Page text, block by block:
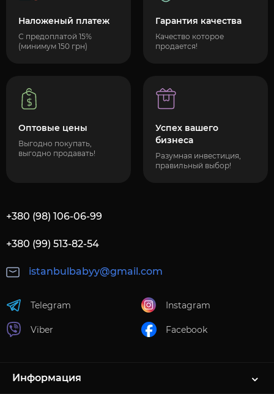
Наложеный платеж
С предоплатой 15%
(минимум 150 грн)
Гарантия качества
Качество которое
продается!
Оптовые цены
Выгодно покупать,
выгодно продавать!
Успех вашего
бизнеса
Разумная инвестиция,
правильный выбор!
+380 (98) 106-06-99
+380 (99) 513-82-54
istanbulbabyy@gmail.com
Telegram
Viber
Instagram
Facebook
Информация